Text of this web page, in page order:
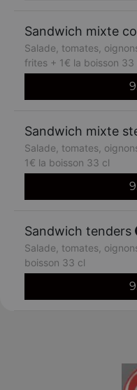
Sandwich mixte
Salade, tomates,
frites + 1€ la boisson 33
Sandwich mixte
Salade, tomates,
1€ la boisson 33 cl
Sandwich tenders
Salade, tomates,
boisson 33 cl